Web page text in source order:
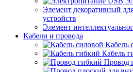
Элемент декоративный
устройств
Элемент
Кабели и провода
Кабель
Кабель
Провод